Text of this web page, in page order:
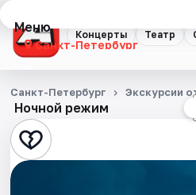
Концерты Театр
Меню
Санкт-Петербург
Концерты
Театр
Стендап
Ночной режим
Санкт-Петербург Экскурсии